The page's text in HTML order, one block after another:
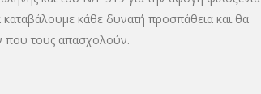
κάθε δυνατή προσπάθεια και θα
που τους απασχολούν.